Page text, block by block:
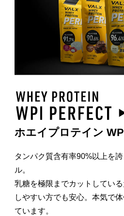
ホエイプロテイン
タンパク質含有率90%以上を
ル。
乳糖を極限までカットしてい
しやすい方でも安心。本気で
ています。